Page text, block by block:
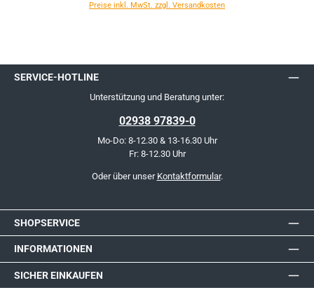
Preise inkl. MwSt. zzgl. Versandkosten
SERVICE-HOTLINE
Unterstützung und Beratung unter:
02938 97839-0
Mo-Do: 8-12.30 & 13-16.30 Uhr
Fr: 8-12.30 Uhr
Oder über unser Kontaktformular.
SHOPSERVICE
INFORMATIONEN
SICHER EINKAUFEN